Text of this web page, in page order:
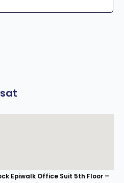
Epiwalk Office Suit 5th Floor –